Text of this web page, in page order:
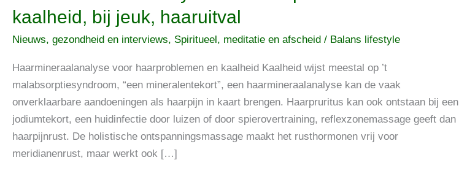
kaalheid, bij jeuk, haaruitval
Nieuws, gezondheid en interviews, Spiritueel, meditatie en afscheid / Balans lifestyle
Haarmineraalanalyse voor haarproblemen en kaalheid Kaalheid wijst meestal op ’t
malabsorptiesyndroom, “een mineralentekort”, een haarmineraalanalyse kan de vaak
onverklaarbare aandoeningen als haarpijn in kaart brengen. Haarpruritus kan ook ontstaan bij een
jodiumtekort, een huidinfectie door luizen of door spierovertraining, reflexzonemassage geeft dan
haarpijnrust. De holistische ontspanningsmassage maakt het rusthormonen vrij voor
meridianenrust, maar werkt ook […]
voor
haarproblemen
kaalheid,
bij
jeuk,
haaruitval